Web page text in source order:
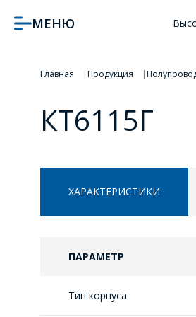
МЕНЮ
Главная Продукция
КТ6115Г
ХАРАКТЕРИСТИКИ
ПАРАМЕТР
Тип корпуса